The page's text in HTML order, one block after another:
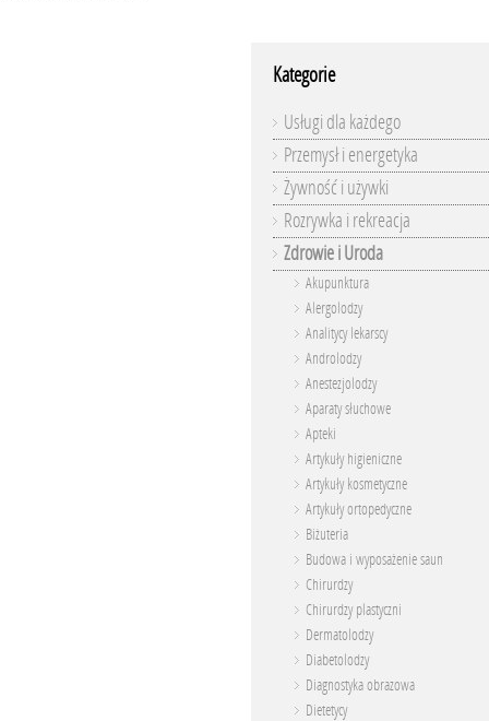
Kategorie
Usługi dla każdego
Przemysł i energetyka
Żywność i używki
Rozrywka i rekreacja
Zdrowie i Uroda
Akupunktura
Alergolodzy
Analitycy lekarscy
Androlodzy
Anestezjolodzy
Aparaty słuchowe
Apteki
Artykuły higieniczne
Artykuły kosmetyczne
Artykuły ortopedyczne
Biżuteria
Budowa i wyposażenie saun
Chirurdzy
Chirurdzy plastyczni
Dermatolodzy
Diabetolodzy
Diagnostyka obrazowa
Dietetycy